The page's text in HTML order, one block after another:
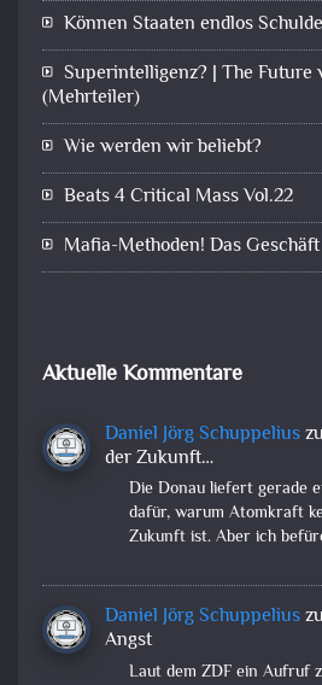
Können Staaten endlos
Superintelligenz? | The Future
(Mehrteiler)
Wie werden wir beliebt?
Beats 4 Critical Mass Vol.22
Mafia-Methoden! Das
Aktuelle Kommentare
Daniel Jörg Schuppeliuszu
der Zukunft…
Die Donau liefert gerade
dafür, warum Atomkraft
Zukunft ist. Aber ich
Daniel Jörg Schuppeliuszu
Angst
Laut dem ZDF ein Aufruf